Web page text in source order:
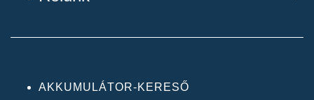
AKKUMULÁTOR-KERESŐ